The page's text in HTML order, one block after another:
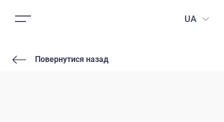
UA
Повернутися назад